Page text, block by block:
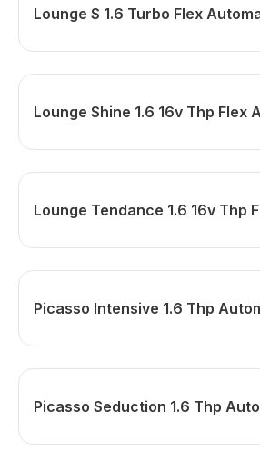
Lounge S 1.6 Turbo Flex
Lounge Shine 1.6 16v Thp Flex
Lounge Tendance 1.6 16v Thp
Picasso Intensive 1.6 Thp
Picasso Seduction 1.6 Thp